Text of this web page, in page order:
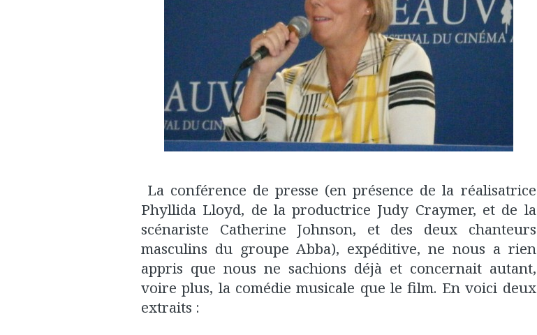
La conférence de presse (en présence de la réalisatrice
Phyllida Lloyd, de la productrice Judy Craymer, et de la
scénariste Catherine Johnson, et des deux chanteurs
masculins du groupe Abba), expéditive, ne nous a rien
appris que nous ne sachions déjà et concernait autant,
voire plus, la comédie musicale que le film. En voici deux
extraits :